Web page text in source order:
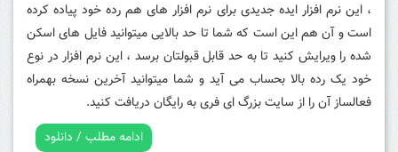
، این نرم افزار ایده جدیدی برای نرم افزار های هم رده خود پیاده کرده
است و آن هم این است که شما تا حد بالایی میتوانید فایل های اسکن
شده را ویرایش کنید تا به حد قابل قبولتان برسد ، این نرم افزار در نوع
خود یک رده بالا بحساب می آید و شما میتوانید آخرین نسخه بهمراه
فعالساز آن را از سایت بزرگ ای فری به رایگان دریافت کنید.
ادامه مطلب / دانلود